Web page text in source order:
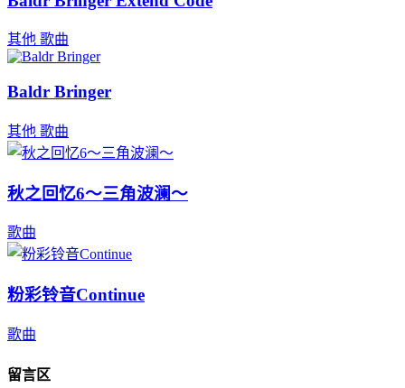
其他 歌曲
Baldr Bringer
其他 歌曲
秋之回忆6～三角波澜～
歌曲
粉彩铃音Continue
歌曲
留言区